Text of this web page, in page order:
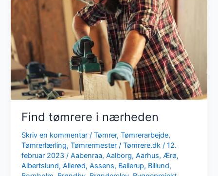
Find tømrere i nærheden
Skriv en kommentar /Tømrer,Tømrerarbejde,
Tømrerlærling,Tømrermester /Tømrere.dk/12.
februar 2023/Aabenraa,Aalborg,Aarhus,Ærø,
Albertslund,Allerød,Assens, Ballerup, Billund,